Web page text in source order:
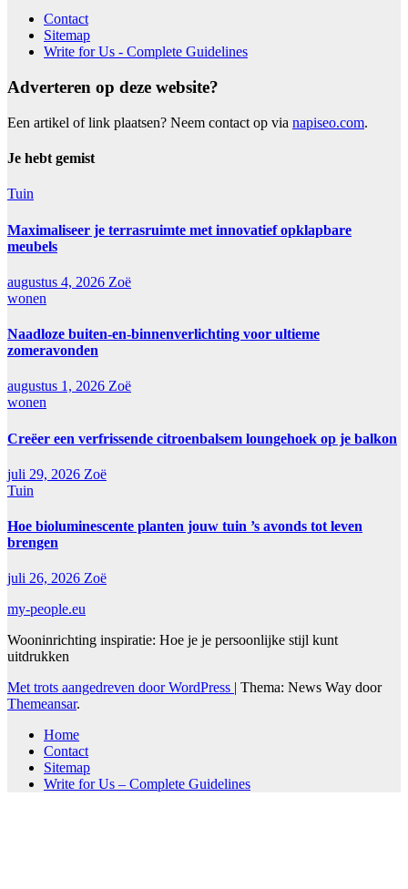
Contact
Sitemap
Write for Us - Complete Guidelines
Adverteren op deze website?
Een artikel of link plaatsen? Neem contact op via napiseo.com.
Je hebt gemist
Tuin
Maximaliseer je terrasruimte met innovatief opklapbare
meubels
augustus 4, 2026 Zoë
wonen
Naadloze buiten-en-binnenverlichting voor ultieme
zomeravonden
augustus 1, 2026 Zoë
wonen
Creëer een verfrissende citroenbalsem loungehoek op je balkon
juli 29, 2026 Zoë
Tuin
Hoe bioluminescente planten jouw tuin ’s avonds tot leven
brengen
juli 26, 2026 Zoë
my-people.eu
Wooninrichting inspiratie: Hoe je je persoonlijke stijl kunt
uitdrukken
Met trots aangedreven door WordPress
Thema: News Way door
Themeansar.
Home
Contact
Sitemap
Write for Us – Complete Guidelines